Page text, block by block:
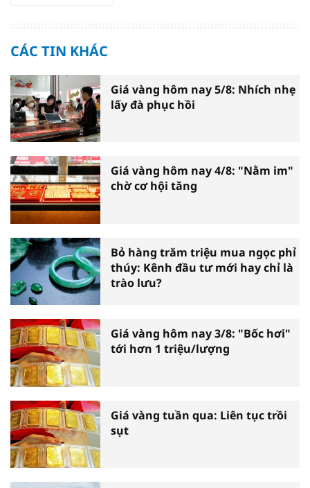
CÁC TIN KHÁC
Giá vàng hôm nay 5/8: Nhích nhẹ
lấy đà phục hồi
Giá vàng hôm nay 4/8: "Nằm im"
chờ cơ hội tăng
Bỏ hàng trăm triệu mua ngọc phỉ
thúy: Kênh đầu tư mới hay chỉ là
trào lưu?
Giá vàng hôm nay 3/8: "Bốc hơi"
tới hơn 1 triệu/lượng
Giá vàng tuần qua: Liên tục trồi
sụt